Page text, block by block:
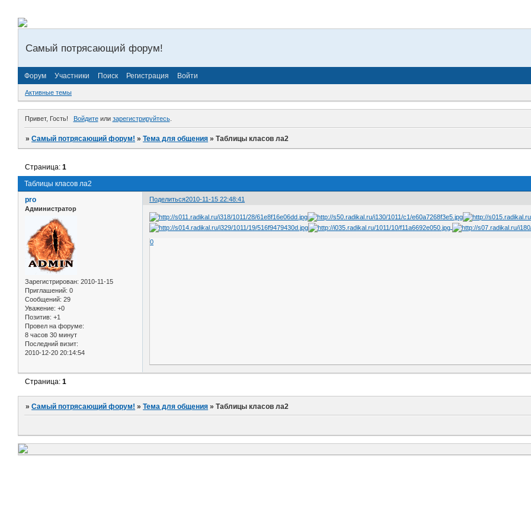
Самый потрясающий форум!
Форум Участники Поиск Регистрация Войти
Активные темы
Привет, Гость! Войдитеили зарегистрируйтесь.
»Самый потрясающий форум! »Тема для общения »Таблицы класов ла2
Таблицы класов ла2
Страница:1
Поделиться2010-11-15 22:48:41
pro
Администратор
Зарегистрирован: 2010-11-15
Приглашений: 0
Сообщений: 29
Уважение: +0
Позитив: +1
Провел на форуме:
8 часов 30 минут
Последний визит:
2010-12-20 20:14:54
0
Страница:1
»Самый потрясающий форум! »Тема для общения »Таблицы класов ла2